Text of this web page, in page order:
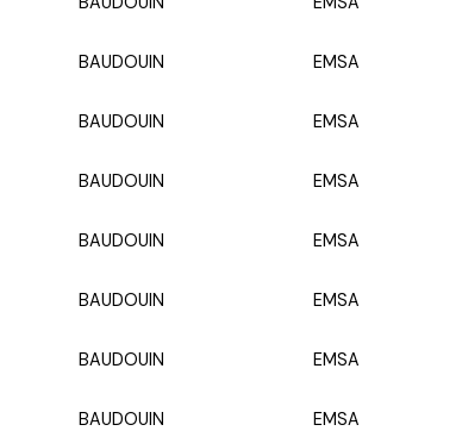
BAUDOUIN EMSA
BAUDOUIN EMSA
BAUDOUIN EMSA
BAUDOUIN EMSA
BAUDOUIN EMSA
BAUDOUIN EMSA
BAUDOUIN EMSA